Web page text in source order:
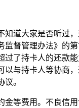
知道大家是否听过
监督管理办法》的
过了持卡人的还款
以与持卡人等协商
。
金等费用。不良信